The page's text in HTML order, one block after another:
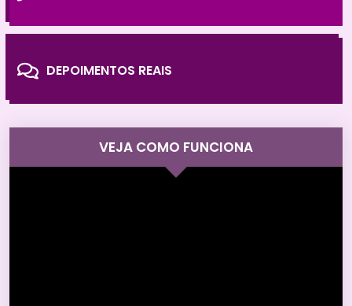
DEPOIMENTOS REAIS
VEJA COMO FUNCIONA